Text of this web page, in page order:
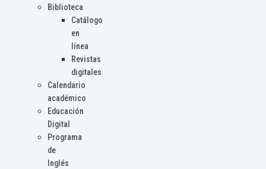
Biblioteca
Catálogo
en
línea
Revistas
digitales
Calendario
académico
Educación
Digital
Programa
de
Inglés